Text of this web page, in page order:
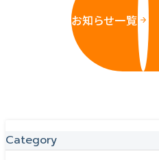
お知らせ一覧
Category